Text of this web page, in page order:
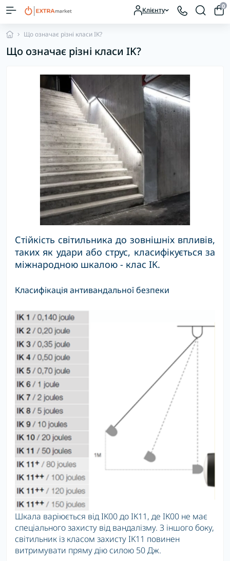
Клієнту 0
Що означає різні класи IK?
Що означає різні класи IK?
Стійкість світильника до зовнішніх впливів,
таких як удари або струс, класифікується за
міжнародною шкалою - клас IK.
Класифікація антивандальної безпеки
Шкала варіюється від IK00 до IK11, де IK00 не має
спеціального захисту від вандалізму. З іншого боку,
світильник із класом захисту IK11 повинен
витримувати пряму дію силою 50 Дж.